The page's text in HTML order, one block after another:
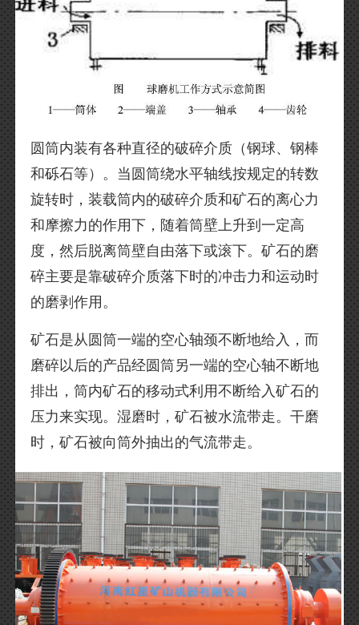
圆筒内装有各种直径的破碎介质（钢球、钢棒
和砾石等）。当圆筒绕水平轴线按规定的转数
旋转时，装载筒内的破碎介质和矿石的离心力
和摩擦力的作用下，随着筒壁上升到一定高
度，然后脱离筒壁自由落下或滚下。矿石的磨
碎主要是靠破碎介质落下时的冲击力和运动时
的磨剥作用。
矿石是从圆筒一端的空心轴颈不断地给入，而
磨碎以后的产品经圆筒另一端的空心轴不断地
排出，筒内矿石的移动式利用不断给入矿石的
压力来实现。湿磨时，矿石被水流带走。干磨
时，矿石被向筒外抽出的气流带走。